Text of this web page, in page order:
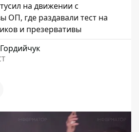
на движении с
ОП, где раздавали тест на
и презервативы